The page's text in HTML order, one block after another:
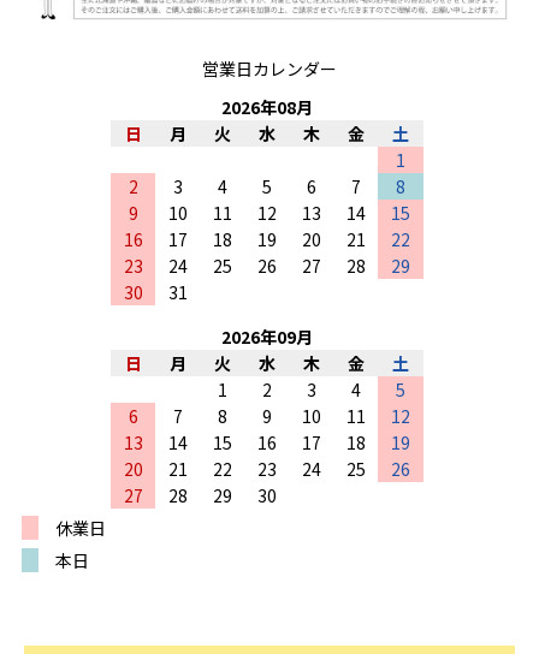
営業日カレンダー
2026年08月
日
月 火 水 木 金
土
1
2
3 4 5 6 7
8
9
10 11 12 13 14
15
16
17 18 19 20 21
22
23
24 25 26 27 28
29
30
31
2026年09月
日
月 火 水 木 金
土
1
2 3 4
5
6
7 8 9 10 11
12
13
14 15 16 17 18
19
20
21 22 23 24 25
26
27
28 29
30
休業日
本日